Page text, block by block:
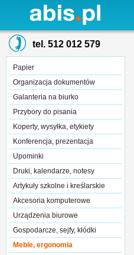
tel. 512 012 579
Papier
Organizacja dokumentów
Galanteria na biurko
Przybory do pisania
Koperty, wysyłka, etykiety
Konferencja, prezentacja
Upominki
Druki, kalendarze, notesy
Artykuły szkolne i kreślarskie
Akcesoria komputerowe
Urządzenia biurowe
Gospodarcze, sejfy, kłódki
Meble, ergonomia